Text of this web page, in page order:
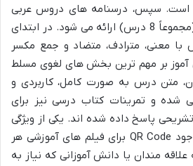
است. سپس، درسنامه های دروس عربی
دهم به ترتیب هر درس (مجموعاً 8 درس) ارائه می شود. در ابتدای
معنی، مترادف، متضاد و جمع مکسر
بر مهم ترین بخش های لغوی مسلط
متن درس به صورت کامل، کاربردی و
شده و تمرینات کتاب درسی نیز برای
پاسخ داده شده اند. یکی از ویژگی
های برجسته این کتاب، وجود QR Code برای فیلم های آموزشی هر
مندان یا دانش آموزانی که نیاز به